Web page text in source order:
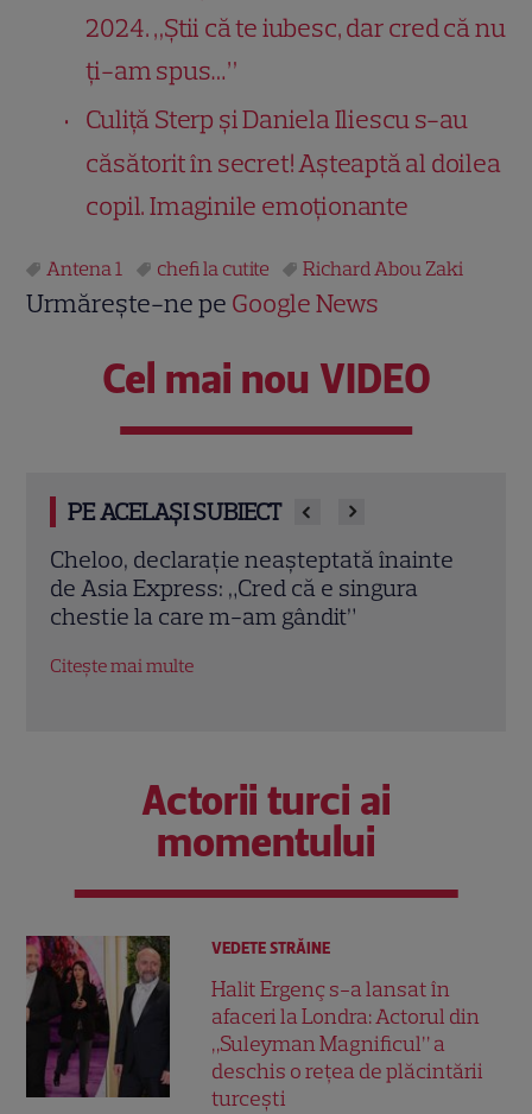
2024. „Știi că te iubesc, dar cred că nu
ți-am spus…”
Culiță Sterp și Daniela Iliescu s-au
căsătorit în secret! Așteaptă al doilea
copil. Imaginile emoționante
Antena 1 chefi la cutite Richard Abou Zaki
Urmărește-ne pe Google News
Cel mai nou VIDEO
PE ACELAȘI SUBIECT
Echipa roșie a câștigat la Poftiți pe la noi!
Ce provocări le pregătește Nea Mărin
concurenților diseară
Citește mai multe
Actorii turci ai
momentului
VEDETE STRĂINE
Halit Ergenç s-a lansat în
afaceri la Londra: Actorul din
„Suleyman Magnificul” a
deschis o rețea de plăcintării
turcești